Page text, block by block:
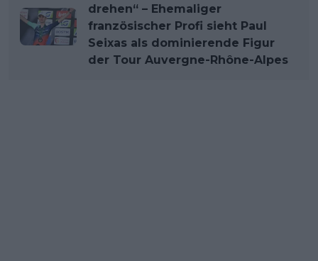
drehen“ – Ehemaliger
französischer Profi sieht Paul
Seixas als dominierende Figur
der Tour Auvergne-Rhône-Alpes